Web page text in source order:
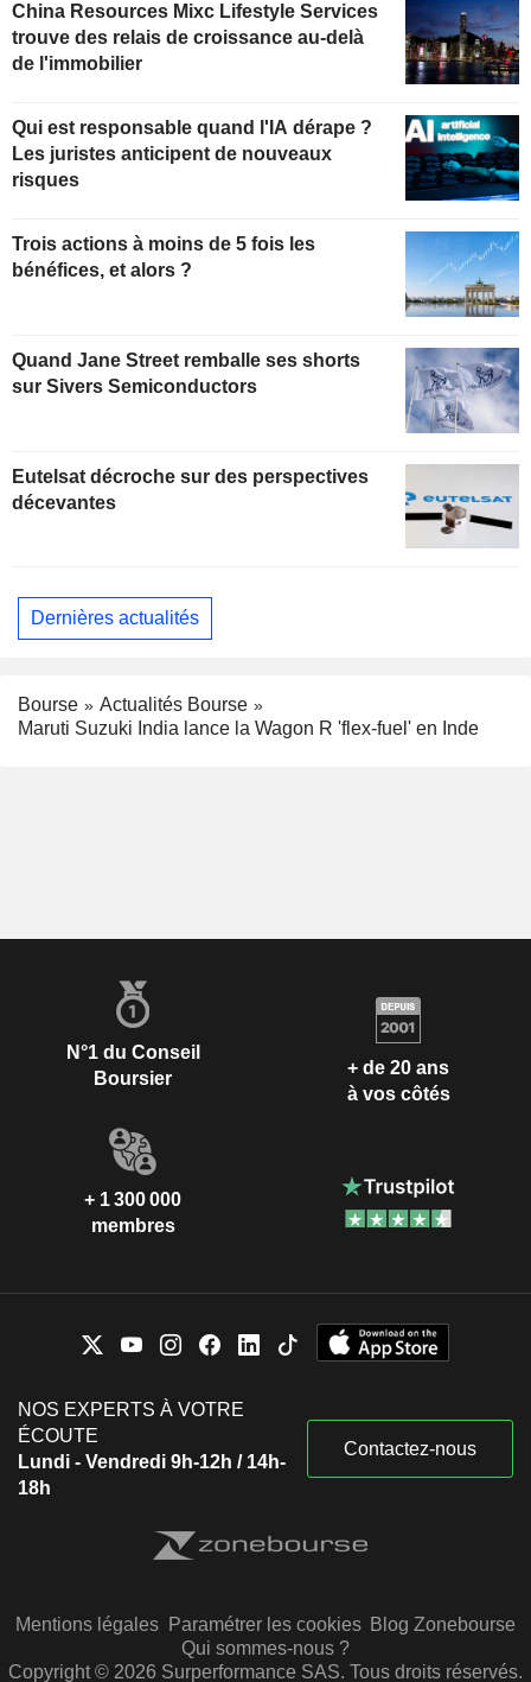
China Resources Mixc Lifestyle Services
trouve des relais de croissance au-delà
de l'immobilier
Qui est responsable quand l'IA dérape ?
Les juristes anticipent de nouveaux
risques
Trois actions à moins de 5 fois les
bénéfices, et alors ?
Quand Jane Street remballe ses shorts
sur Sivers Semiconductors
Eutelsat décroche sur des perspectives
décevantes
Dernières actualités
Bourse
Actualités Bourse
Maruti Suzuki India lance la Wagon R 'flex-fuel' en Inde
N°1 du Conseil
Boursier
+ de 20 ans
à vos côtés
+ 1 300 000
membres
NOS EXPERTS À VOTRE
ÉCOUTE
Lundi - Vendredi 9h-12h / 14h-
18h
Contactez-nous
Mentions légales Paramétrer les cookies Blog Zonebourse
Qui sommes-nous ?
Copyright © 2026 Surperformance SAS. Tous droits réservés.